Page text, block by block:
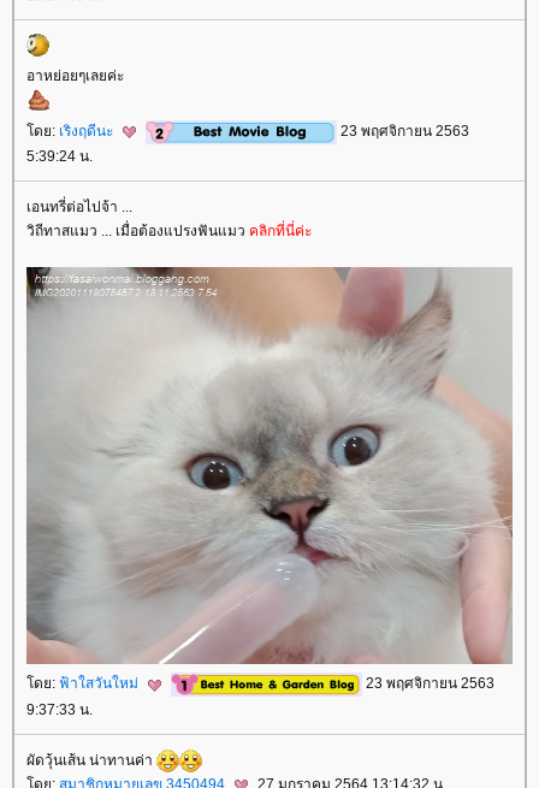
อาหย่อยๆเลยค่ะ
ดย: เริงฤดีนะ
23 พฤศจิกายน 2563
5:39:24 น.
เอนทรี่ต่อไปจ้า ...
วิถีทาสแมว ... เมื่อต้องแปรงฟันแมว คลิกที่นี่ค่ะ
ดย: ฟ้าใสวันใหม่
23 พฤศจิกายน 2563
9:37:33 น.
ผัดวุ้นเส้น น่าทานค่า
ดย: สมาชิกหมายเลข 3450494 27 มกราคม 2564 13:14:32 น.